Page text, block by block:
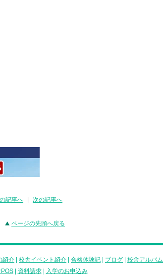
記事へ 次の記事へ
ページの先頭へ戻る
紹介 校舎イベント紹介 合格体験記 ブログ 校舎アルバム
| 資料請求|
入学のお申込み